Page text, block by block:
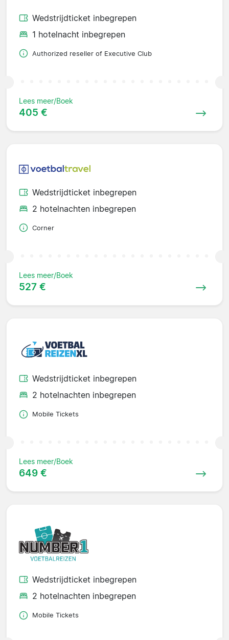
Wedstrijdticket inbegrepen
1 hotelnacht inbegrepen
Authorized reseller of Executive Club
Lees meer/Boek
405 €
Wedstrijdticket inbegrepen
2 hotelnachten inbegrepen
Corner
Lees meer/Boek
527 €
Wedstrijdticket inbegrepen
2 hotelnachten inbegrepen
Mobile Tickets
Lees meer/Boek
649 €
Wedstrijdticket inbegrepen
2 hotelnachten inbegrepen
Mobile Tickets